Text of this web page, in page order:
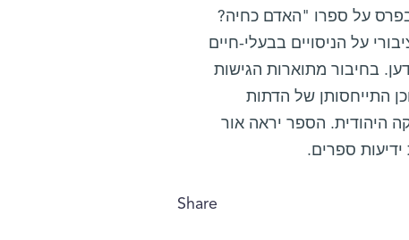
בפרס על ספרו "האדם כחיה?
על הניסויים בבעלי-חיים
בחיבור מתוארות הגישות
התייחסותן של הדתות
היהודית. הספר יראה אור
ספרים.
Share